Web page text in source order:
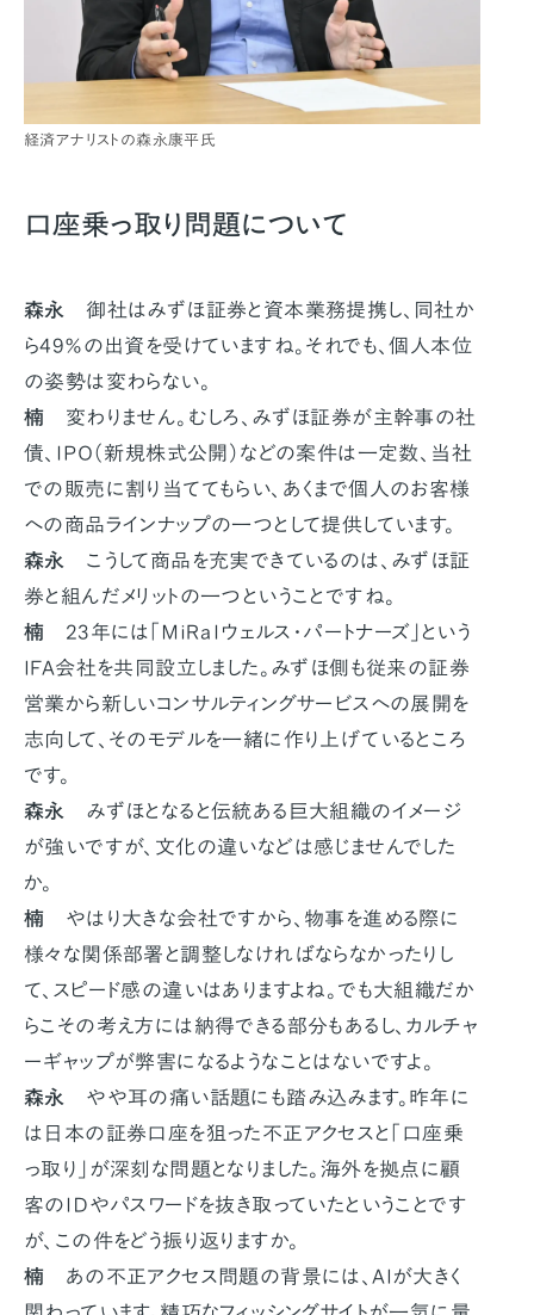
経済アナリストの森永康平氏
口座乗っ取り問題について
森永
御社はみずほ証券と資本業務提携し、同社か
ら49％の出資を受けていますね。それでも、個人本位
の姿勢は変わらない。
楠 変わりません。むしろ、みずほ証券が主幹事の社
債、ＩＰＯ（新規株式公開）などの案件は一定数、当社
での販売に割り当ててもらい、あくまで個人のお客様
への商品ラインナップの一つとして提供しています。
森永
こうして商品を充実できているのは、みずほ証
券と組んだメリットの一つということですね。
楠 23年には「ＭｉＲａＩウェルス・パートナーズ」という
IFA会社を共同設立しました。みずほ側も従来の証券
営業から新しいコンサルティングサービスへの展開を
志向して、そのモデルを一緒に作り上げているところ
です。
森永
みずほとなると伝統ある巨大組織のイメージ
が強いですが、文化の違いなどは感じませんでした
か。
楠 やはり大きな会社ですから、物事を進める際に
様々な関係部署と調整しなければならなかったりし
て、スピード感の違いはありますよね。でも大組織だか
らこその考え方には納得できる部分もあるし、カルチャ
ーギャップが弊害になるようなことはないですよ。
森永
やや耳の痛い話題にも踏み込みます。昨年に
は日本の証券口座を狙った不正アクセスと「口座乗
っ取り」が深刻な問題となりました。海外を拠点に顧
客のＩＤやパスワードを抜き取っていたということです
が、この件をどう振り返りますか。
楠 あの不正アクセス問題の背景には、AIが大きく